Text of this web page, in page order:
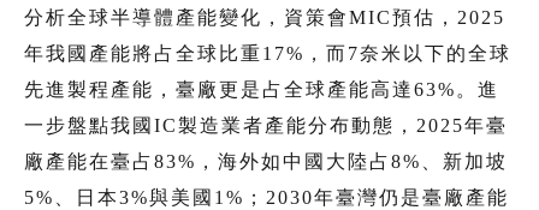
分析全球半導體產能變化，資策會MIC預估，2025
年我國產能將占全球比重17%，而7奈米以下的全球
先進製程產能，臺廠更是占全球產能高達63%。進
一步盤點我國IC製造業者產能分布動態，2025年臺
廠產能在臺占83%，海外如中國大陸占8%、新加坡
5%、日本3%與美國1%；2030年臺灣仍是臺廠產能